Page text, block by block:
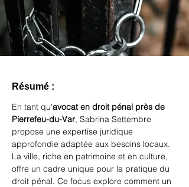
Résumé :
En tant qu'avocat en droit pénal près de
Pierrefeu-du-Var, Sabrina Settembre
propose une expertise juridique
approfondie adaptée aux besoins locaux.
La ville, riche en patrimoine et en culture,
offre un cadre unique pour la pratique du
droit pénal. Ce focus explore comment un